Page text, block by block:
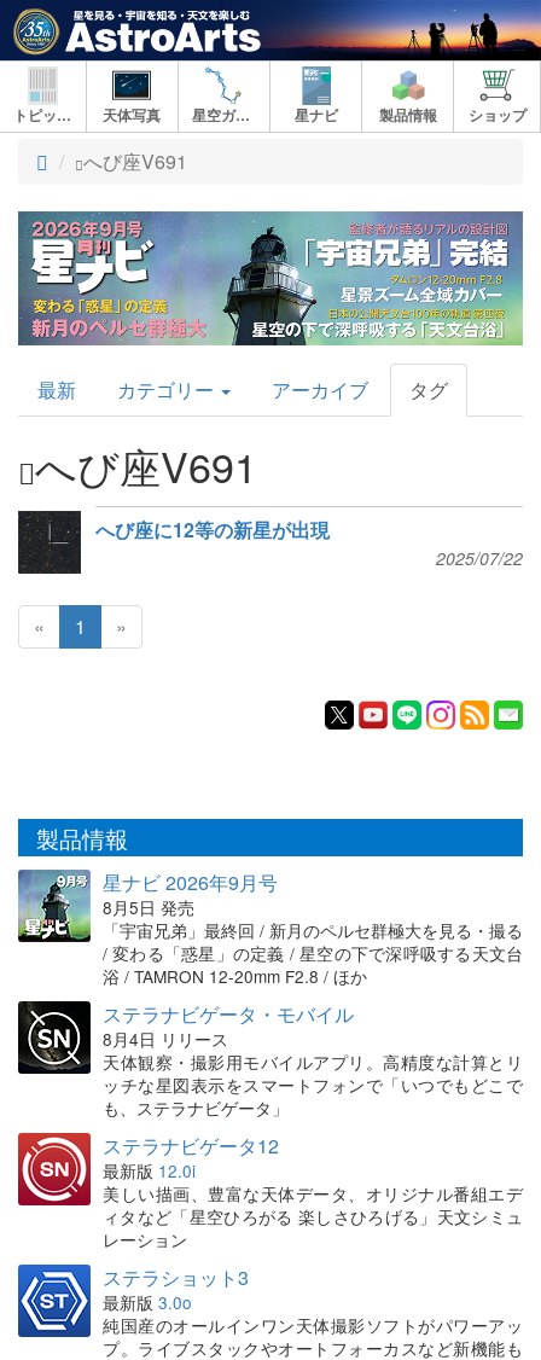
トピックス 天体写真 星空ガイド 星ナビ 製品情報 ショップ
ト
プ
へび座V691
AstroArts
Topics
最新 カテゴリー アーカイブ タグ
へび座V691
へび座に12等の新星が出現
2025/07/22
« 1 »
製品情報
星ナビ 2026年9月号
8月5日 発売
「宇宙兄弟」最終回 / 新月のペルセ群極大を見る・撮る
/ 変わる「惑星」の定義 / 星空の下で深呼吸する天文台
浴 / TAMRON 12-20mm F2.8 / ほか
ステラナビゲータ・モバイル
8月4日 リリース
天体観察・撮影用モバイルアプリ。高精度な計算とリ
ッチな星図表示をスマートフォンで「いつでもどこで
も、ステラナビゲータ」
ステラナビゲータ12
最新版 12.0i
美しい描画、豊富な天体データ、オリジナル番組エデ
ィタなど「星空ひろがる 楽しさひろげる」天文シミュ
レーション
ステラショット3
最新版 3.0o
純国産のオールインワン天体撮影ソフトがパワーアッ
プ。ライブスタックやオートフォーカスなど新機能も